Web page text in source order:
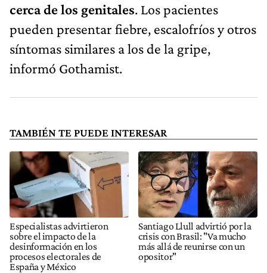
cerca de los genitales. Los pacientes
pueden presentar fiebre, escalofríos y otros
síntomas similares a los de la gripe,
informó Gothamist.
TAMBIÉN TE PUEDE INTERESAR
Especialistas advirtieron
sobre el impacto de la
desinformación en los
procesos electorales de
España y México
Santiago Llull advirtió por la
crisis con Brasil: "Va mucho
más allá de reunirse con un
opositor"